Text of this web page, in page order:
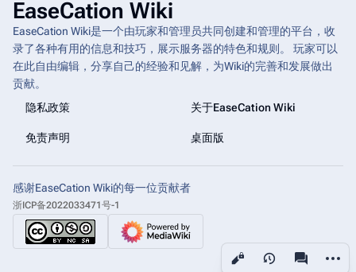
查看 更多
EaseCation Wiki
EaseCation Wiki是一个由玩家和管理员共同创建和管理的平台，收
录了各种有用的信息和技巧，展示服务器的特色和规则。 玩家可以
在此自由编辑，分享自己的经验和见解，为Wiki的完善和发展做出
贡献。
隐私政策
关于EaseCation Wiki
免责声明 桌面版
感谢EaseCation Wiki的每一位贡献者
浙ICP备2022033471号-1